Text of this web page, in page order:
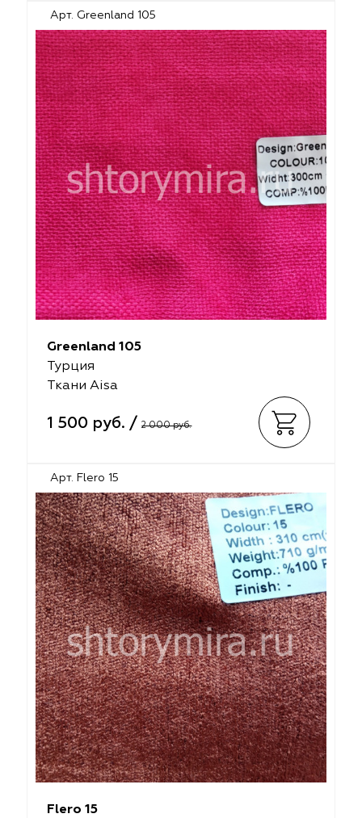
Арт. Greenland 105
Greenland 105
Турция
Ткани Aisa
1 500 руб. /2 000 руб.
Арт. Flero 15
Flero 15